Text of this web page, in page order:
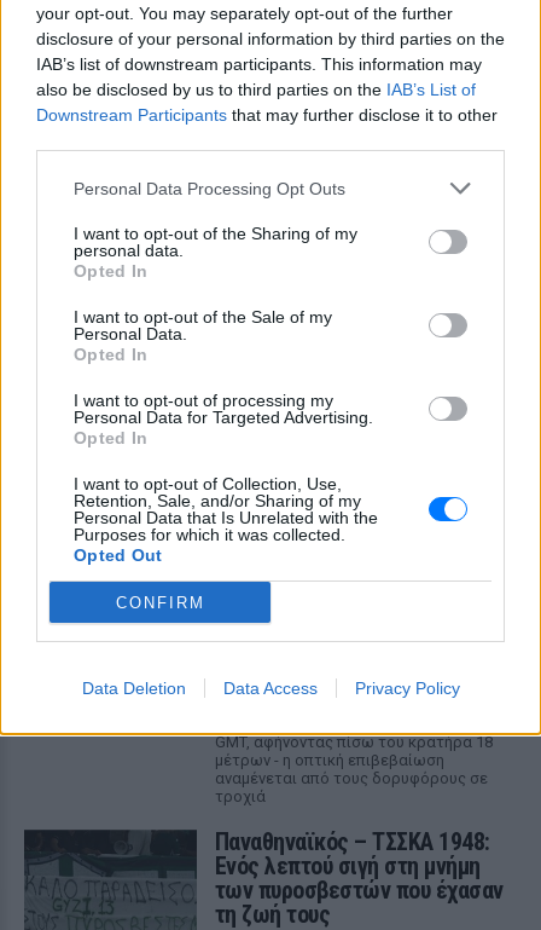
your opt-out. You may separately opt-out of the further
disclosure of your personal information by third parties on the
IAB’s list of downstream participants. This information may
also be disclosed by us to third parties on the IAB’s List of
Downstream Participants that may further disclose it to other
Personal Data Processing Opt Outs
I want to opt-out of the Sharing of my
personal data.
Opted In
I want to opt-out of the Sale of my
Personal Data.
Opted In
I want to opt-out of processing my
Personal Data for Targeted Advertising.
Opted In
I want to opt-out of Collection, Use,
Retention, Sale, and/or Sharing of my
Personal Data that Is Unrelated with the
Purposes for which it was collected.
Opted Out
CONFIRM
Data Deletion Data Access Privacy Policy
ΔΕΙΤΕ ΕΠΙΣΗΣ
ΣΤΗΝ ΙΔΙΑ ΚΑΤΗΓΟΡΙΑ
μέτρων στη Λιθουανία για τη
Λευκορωσία
ΧΤΕΣ
επίθεση σε μία περίπτωση από ομάδα
μεταναστών που αντιστέκονταν στη
σύλληψή τους, οι αξιωματικοί
αναγκάστηκαν να υποχωρήσουν και οι
Πύραυλος προσέκρουσε στη
Σελήνη: Τι κρύβει η «σιγή
ιχθύος» από NASA και SpaceX;
GMT, αφήνοντας πίσω του κρατήρα 18
μέτρων - η οπτική επιβεβαίωση
αναμένεται από τους δορυφόρους σε
τροχιά
Παναθηναϊκός – ΤΣΣΚΑ 1948:
Ενός λεπτού σιγή στη μνήμη
των πυροσβεστών που έχασαν
τη ζωή τους